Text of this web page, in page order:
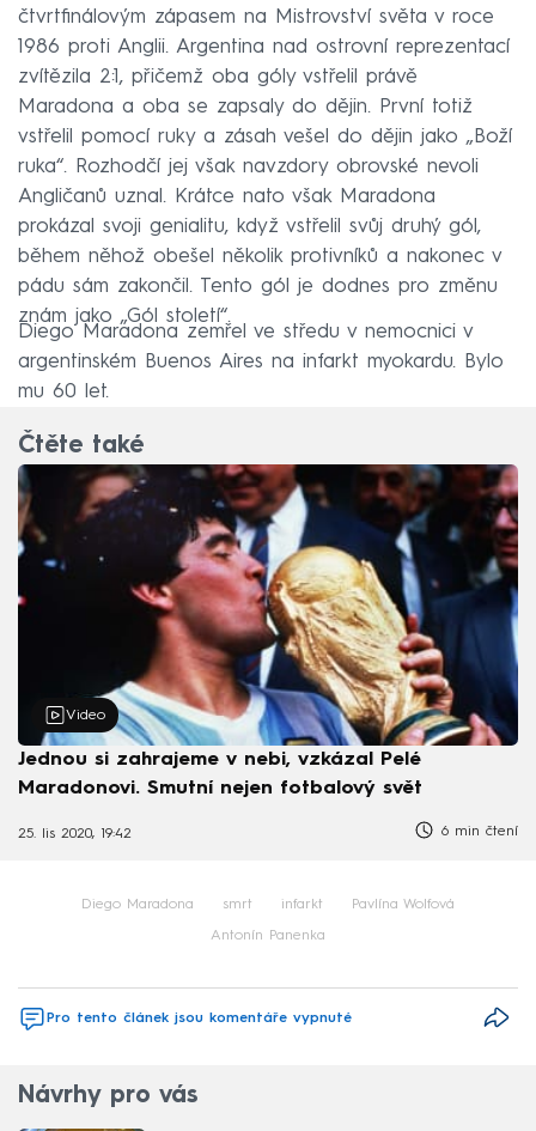
čtvrtfinálovým zápasem na Mistrovství světa v roce
1986 proti Anglii. Argentina nad ostrovní reprezentací
zvítězila 2:1, přičemž oba góly vstřelil právě
Maradona a oba se zapsaly do dějin. První totiž
vstřelil pomocí ruky a zásah vešel do dějin jako „Boží
ruka“. Rozhodčí jej však navzdory obrovské nevoli
Angličanů uznal. Krátce nato však Maradona
prokázal svoji genialitu, když vstřelil svůj druhý gól,
během něhož obešel několik protivníků a nakonec v
pádu sám zakončil. Tento gól je dodnes pro změnu
znám jako „Gól století“.
Diego Maradona zemřel ve středu v nemocnici v
argentinském Buenos Aires na infarkt myokardu. Bylo
mu 60 let.
Čtěte také
Video
Jednou si zahrajeme v nebi, vzkázal Pelé
Maradonovi. Smutní nejen fotbalový svět
25. lis 2020, 19:42 6 min čtení
Diego Maradona smrt infarkt Pavlína Wolfová
Antonín Panenka
Pro tento článek jsou komentáře vypnuté
Návrhy pro vás